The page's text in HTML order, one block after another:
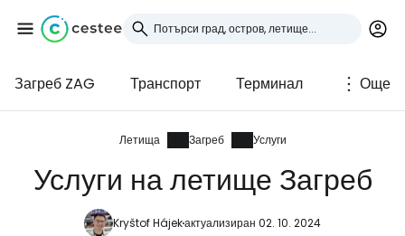
Загреб ZAG Транспорт Терминал Още
Летища Загреб Услуги
Услуги на летище Загреб
Kryštof Hájekактуализиран 02. 10. 2024
Влезте в Cestee
... световната общност на туристите
Продължете с Google